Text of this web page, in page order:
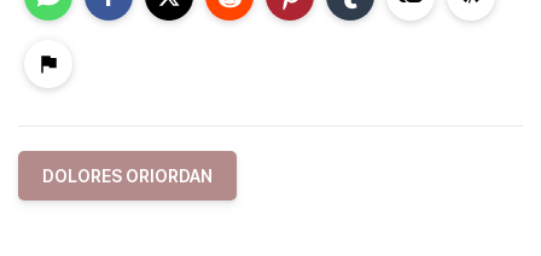
DOLORES ORIORDAN